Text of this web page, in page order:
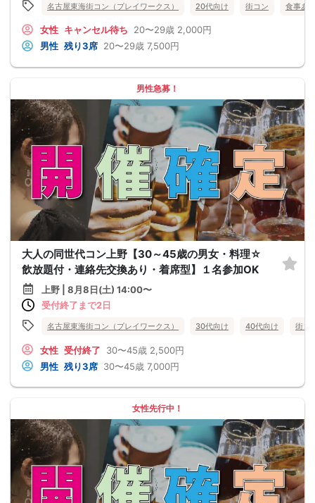
名古屋東海街コン（プレイワークス） 20代向け 街コン 食事あ
女性 キャンセル待ち 20〜29歳 2,000円
男性 残り3席 20〜29歳 7,500円
男性急募！
大人の同世代コン上野【30～45歳の男女・料理☆
飲放題付・連絡先交換あり・着席型】１名参加OK
上野 | 8月8日(土) 14:00〜
受付終了まで2日
名古屋東海街コン（プレイワークス） 30代向け 40代向け 街コ
女性 受付終了 30〜45歳 2,500円
男性 残り3席 30〜45歳 7,000円
女性先行中！